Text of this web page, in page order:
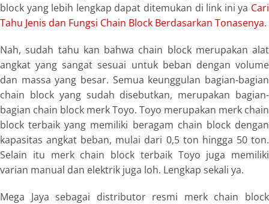
block yang lebih lengkap dapat ditemukan di link ini ya Cari
Tahu Jenis dan Fungsi Chain Block Berdasarkan Tonasenya.
Nah, sudah tahu kan bahwa chain block merupakan alat
angkat yang sangat sesuai untuk beban dengan volume
dan massa yang besar. Semua keunggulan bagian-bagian
chain block yang sudah disebutkan, merupakan bagian-
bagian chain block merk Toyo. Toyo merupakan merk chain
block terbaik yang memiliki beragam chain block dengan
kapasitas angkat beban, mulai dari 0,5 ton hingga 50 ton.
Selain itu merk chain block terbaik Toyo juga memiliki
varian manual dan elektrik juga loh. Lengkap sekali ya.
Mega Jaya sebagai distributor resmi merk chain block